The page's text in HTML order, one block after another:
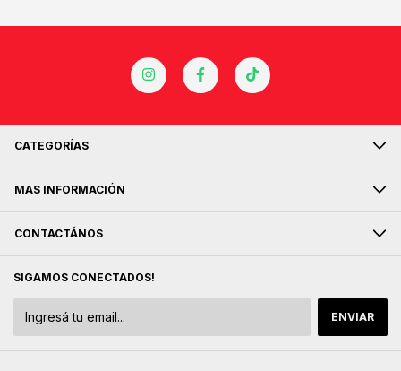
CATEGORÍAS
MAS INFORMACIÓN
CONTACTÁNOS
SIGAMOS CONECTADOS!